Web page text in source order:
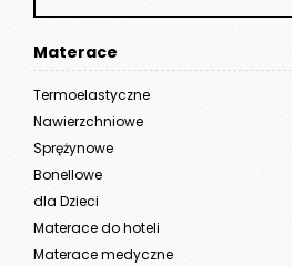
Materace
Termoelastyczne
Nawierzchniowe
Sprężynowe
Bonellowe
dla Dzieci
Materace do hoteli
Materace medyczne